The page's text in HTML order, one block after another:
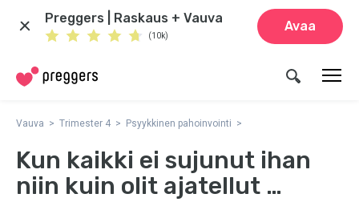
Preggers | Raskaus + Vauva
(10k)
Avaa
Vauva Trimester 4 Psyykkinen pahoinvointi
Kun kaikki ei sujunut ihan
niin kuin olit ajatellut …